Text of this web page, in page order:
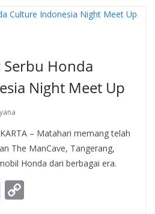
Serbu Honda
Night Meet Up
– Matahari memang telah
The ManCave, Tangerang,
Honda dari berbagai era.
Pi